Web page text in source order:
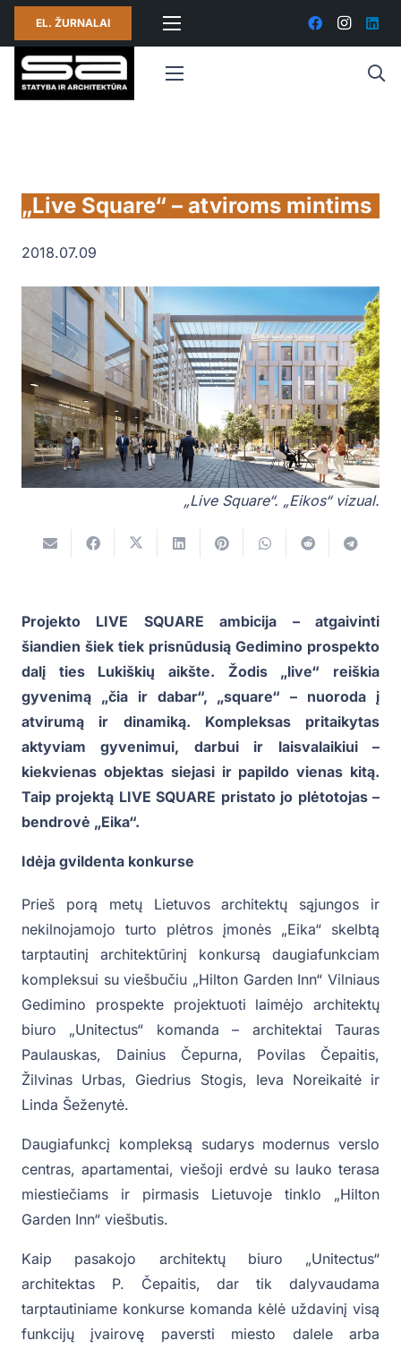
EL. ŽURNALAI
„Live Square“ – atviroms mintims
2018.07.09
„Live Square“. „Eikos“ vizual.
Projekto LIVE SQUARE ambicija – atgaivinti
šiandien šiek tiek prisnūdusią Gedimino prospekto
dalį ties Lukiškių aikšte. Žodis „live“ reiškia
gyvenimą „čia ir dabar“, „square“ – nuoroda į
atvirumą ir dinamiką. Kompleksas pritaikytas
aktyviam gyvenimui, darbui ir laisvalaikiui –
kiekvienas objektas siejasi ir papildo vienas kitą.
Taip projektą LIVE SQUARE pristato jo plėtotojas –
bendrovė „Eika“.
Idėja gvildenta konkurse
Prieš porą metų Lietuvos architektų sąjungos ir
nekilnojamojo turto plėtros įmonės „Eika“ skelbtą
tarptautinį architektūrinį konkursą daugiafunkciam
kompleksui su viešbučiu „Hilton Garden Inn“ Vilniaus
Gedimino prospekte projektuoti laimėjo architektų
biuro „Unitectus“ komanda – architektai Tauras
Paulauskas, Dainius Čepurna, Povilas Čepaitis,
Žilvinas Urbas, Giedrius Stogis, Ieva Noreikaitė ir
Linda Šeženytė.
Daugiafunkcį kompleksą sudarys modernus verslo
centras, apartamentai, viešoji erdvė su lauko terasa
miestiečiams ir pirmasis Lietuvoje tinklo „Hilton
Garden Inn“ viešbutis.
Kaip pasakojo architektų biuro „Unitectus“
architektas P. Čepaitis, dar tik dalyvaudama
tarptautiniame konkurse komanda kėlė uždavinį visą
funkcijų įvairovę paversti miesto dalele arba